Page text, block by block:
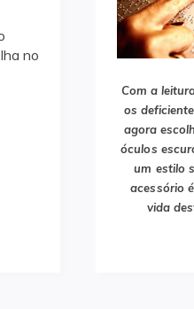
no
Com a
os
agora
óculos
um estilo
acessório
vida